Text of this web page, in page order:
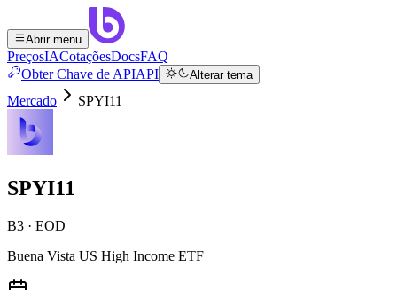
Abrir menu
PreçosIACotaçõesDocsFAQ
Obter Chave de APIAPI Alterar tema
Mercado SPYI11
SPYI11
B3 · EOD
Buena Vista US High Income ETF